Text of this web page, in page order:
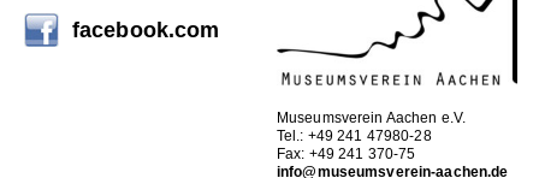
facebook.com
Museumsverein Aachen e.V.
Tel.: +49 241 47980-28
Fax: +49 241 370-75
info@museumsverein-aachen.de